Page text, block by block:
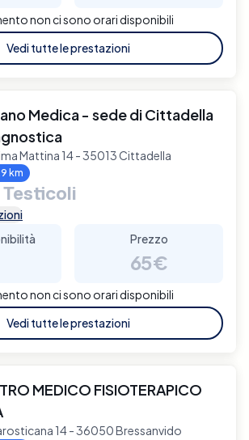
non ci sono orari disponibili
Vedi tutte le prestazioni
Medica - sede di Cittadella
Mattina 14 - 35013 Cittadella
km
Prezzo
65€
non ci sono orari disponibili
Vedi tutte le prestazioni
MEDICO FISIOTERAPICO
14 - 36050 Bressanvido